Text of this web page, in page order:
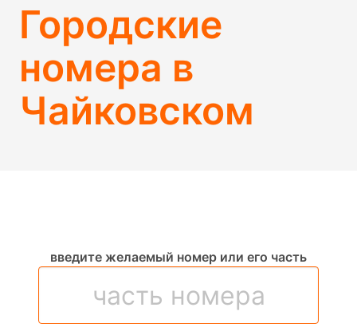
Городские
номера в
Чайковском
введите желаемый номер или его часть